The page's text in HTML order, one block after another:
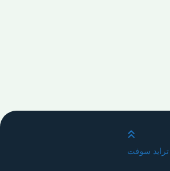
قم بالتمرير لأعلى
ترايد سوفت